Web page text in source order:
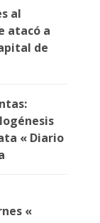
al
atacó a
de
« Diario
«